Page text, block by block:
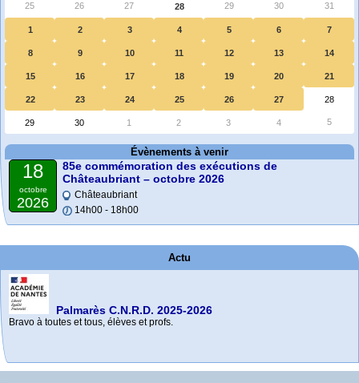
25 26 27 28 29 30 31
1 2 3 4 5 6 7
8 9 10 11 12 13 14
15 16 17 18 19 20 21
22 23 24 25 26 27 28
29 30 1 2 3 4 5
Évènements à venir
18
octobre
2026
85e commémoration des exécutions de
Châteaubriant – octobre 2026
Châteaubriant
14h00 - 18h00
Actu
Palmarès C.N.R.D. 2025-2026
Bravo à toutes et tous, élèves et profs.